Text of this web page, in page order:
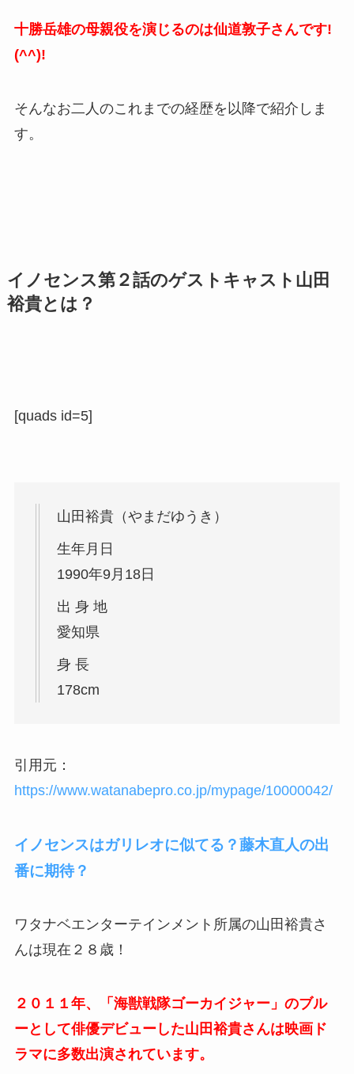
十勝岳雄の母親役を演じるのは仙道敦子さんです!
(^^)!
そんなお二人のこれまでの経歴を以降で紹介しま
す。
イノセンス第２話のゲストキャスト山田
裕貴とは？
[quads id=5]
山田裕貴（やまだゆうき）
生年月日
1990年9月18日
出 身 地
愛知県
身 長
178cm
引用元：
https://www.watanabepro.co.jp/mypage/10000042/
イノセンスはガリレオに似てる？藤木直人の出
番に期待？
ワタナベエンターテインメント所属の山田裕貴さ
んは現在２８歳！
２０１１年、「海獣戦隊ゴーカイジャー」のブル
ーとして俳優デビューした山田裕貴さんは映画ド
ラマに多数出演されています。